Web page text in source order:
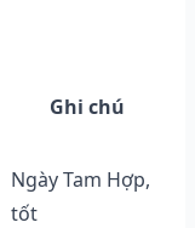
Ghi chú
Ngày Tam Hợp,
tốt